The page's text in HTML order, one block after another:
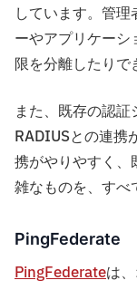
しています。管
ーやアプリケー
限を分離したりで
また、既存の認
RADIUSとの連携
携がやりやすく、
雑なものを、すべ
PingFederate
PingFederateは